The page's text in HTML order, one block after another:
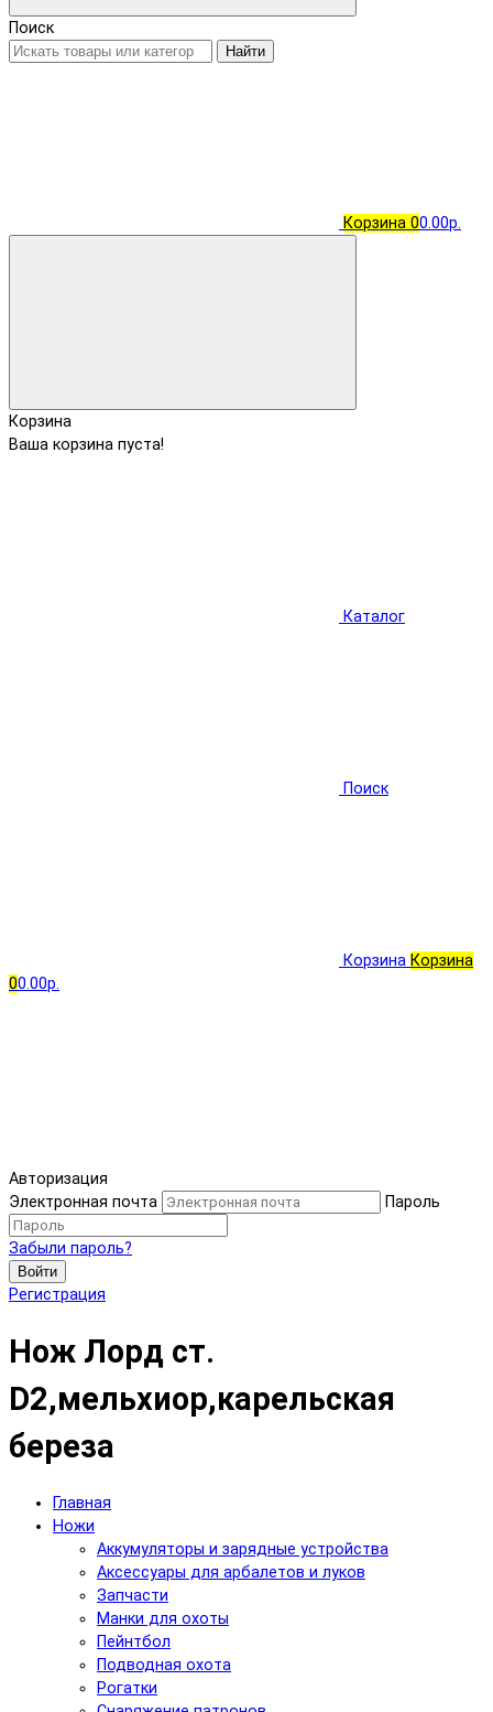
Поиск
Найти
Корзина 00.00р.
Корзина
Ваша корзина пуста!
Каталог
Поиск
Корзина Корзина
00.00р.
Авторизация
Электронная почта
Пароль
Забыли пароль?
Войти
Регистрация
Нож Лорд ст.
D2,мельхиор,карельская
береза
Главная
Ножи
Аккумуляторы и зарядные устройства
Аксесcуары для арбалетов и луков
Запчасти
Манки для охоты
Пейнтбол
Подводная охота
Рогатки